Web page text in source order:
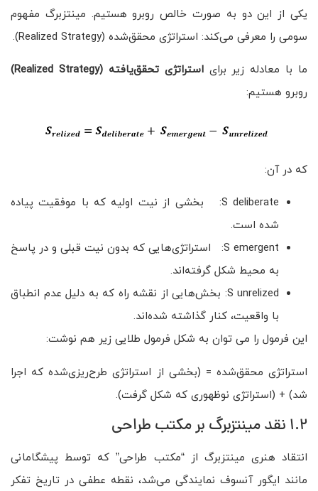
یکی از این دو به صورت خالص روبرو هستیم. مینتزبرگ مفهوم
سومی را معرفی می‌کند: استراتژی محقق‌شده (Realized Strategy).
ما با معادله زیر برایاستراتژی تحقق‌یافته (Realized Strategy)
روبرو هستیم:
که در آن:
S deliberate: بخشی از نیت اولیه که با موفقیت پیاده
شده است.
S emergent: استراتژی‌هایی که بدون نیت قبلی و در پاسخ
به محیط شکل گرفته‌اند.
S unrelized: بخش‌هایی از نقشه راه که به دلیل عدم انطباق
با واقعیت، کنار گذاشته شده‌اند.
این فرمول را می توان به شکل فرمول طلایی زیر هم نوشت:
استراتژی محقق‌شده = (بخشی از استراتژی طرح‌ریزی‌شده که اجرا
شد) + (استراتژی نوظهوری که شکل گرفت).
1.2 نقد مینتزبرگ بر مکتب طراحی
انتقاد هنری مینتزبرگ از “مکتب طراحی” که توسط پیشگامانی
مانند ایگور آنسوف نمایندگی می‌شد، نقطه عطفی در تاریخ تفکر